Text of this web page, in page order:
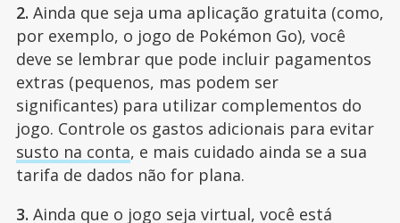
2. Ainda que seja uma aplicação gratuita (como,
por exemplo, o jogo de Pokémon Go), você
deve se lembrar que pode incluir pagamentos
extras (pequenos, mas podem ser
significantes) para utilizar complementos do
jogo. Controle os gastos adicionais para evitar
susto na conta, e mais cuidado ainda se a sua
tarifa de dados não for plana.
3. Ainda que o jogo seja virtual, você está